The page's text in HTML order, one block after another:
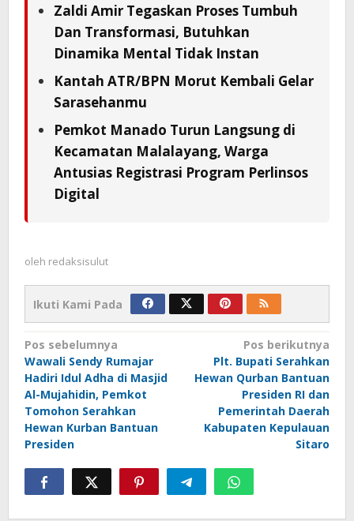
Zaldi Amir Tegaskan Proses Tumbuh
Dan Transformasi, Butuhkan
Dinamika Mental Tidak Instan
Kantah ATR/BPN Morut Kembali Gelar
Sarasehanmu
Pemkot Manado Turun Langsung di
Kecamatan Malalayang, Warga
Antusias Registrasi Program Perlinsos
Digital
oleh redaksisulut
Ikuti Kami Pada
Navigasi
pos
Pos sebelumnya
Wawali Sendy Rumajar
Hadiri Idul Adha di Masjid
Al-Mujahidin, Pemkot
Tomohon Serahkan
Hewan Kurban Bantuan
Presiden
Pos berikutnya
Plt. Bupati Serahkan
Hewan Qurban Bantuan
Presiden RI dan
Pemerintah Daerah
Kabupaten Kepulauan
Sitaro